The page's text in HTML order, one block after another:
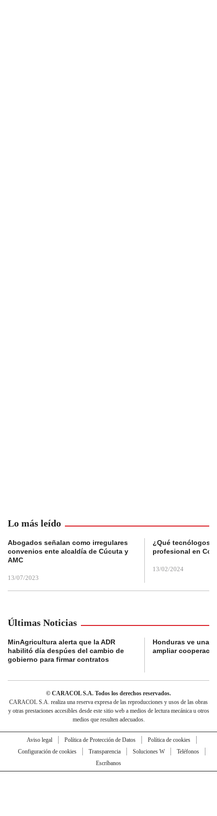
Lo más leído
Abogados señalan como irregulares
convenios ente alcaldía de Cúcuta y
AMC
13/07/2023
¿Qué tecnólogos
profesional en
13/02/2024
Últimas Noticias
MinAgricultura alerta que la ADR
habilitó día despúes del cambio de
gobierno para firmar contratos
Honduras ve una
ampliar
© CARACOL S.A. Todos los derechos reservados.
CARACOL S.A. realiza una reserva expresa de las reproducciones y usos de las obras
y otras prestaciones accesibles desde este sitio web a medios de lectura mecánica u otros
medios que resulten adecuados.
Aviso legal Política de Protección de Datos
Política de cookies
Configuración de cookies
Transparencia Soluciones W
Teléfonos
Escríbanos